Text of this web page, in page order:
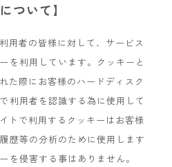
ついて】
用者の皆様に対して、サービス
を利用しています。クッキーと
た際にお客様のハードディスク
利用者を認識する為に使用して
トで利用するクッキーはお客様
歴等の分析のために使用します
を侵害する事はありません。